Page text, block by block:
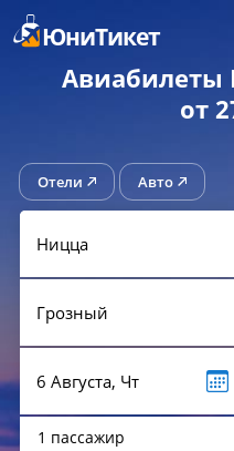
ЮниТикет
Авиабилеты
от
Отели Авто
1 пассажир